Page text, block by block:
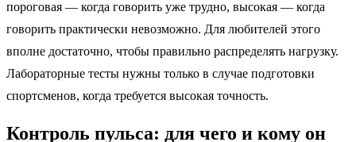
пороговая — когда говорить уже трудно, высокая — когда
говорить практически невозможно. Для любителей этого
вполне достаточно, чтобы правильно распределять нагрузку.
Лабораторные тесты нужны только в случае подготовки
спортсменов, когда требуется высокая точность.
Контроль пульса: для чего и кому он